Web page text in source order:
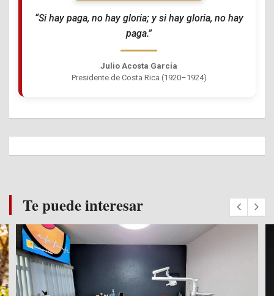
“Si hay paga, no hay gloria; y si hay gloria, no hay
paga.”
Julio Acosta García
Presidente de Costa Rica (1920–1924)
Te puede interesar